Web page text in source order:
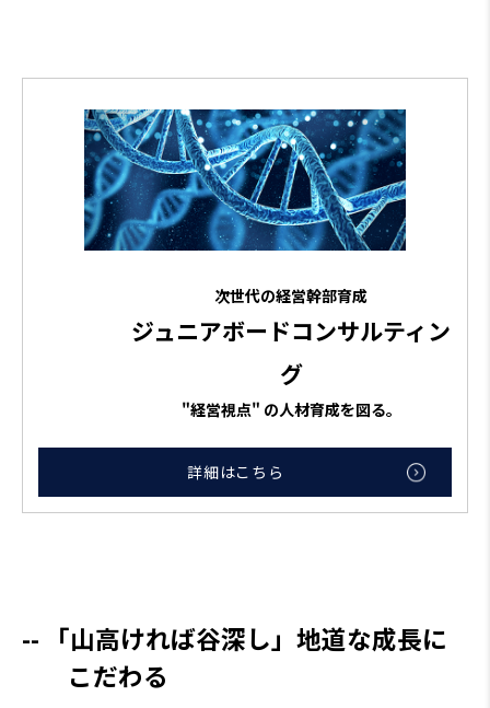
次世代の経営幹部育成
ジュニアボードコンサルティン
グ
"経営視点" の人材育成を図る。
詳細はこちら
「山高ければ谷深し」地道な成長に
こだわる